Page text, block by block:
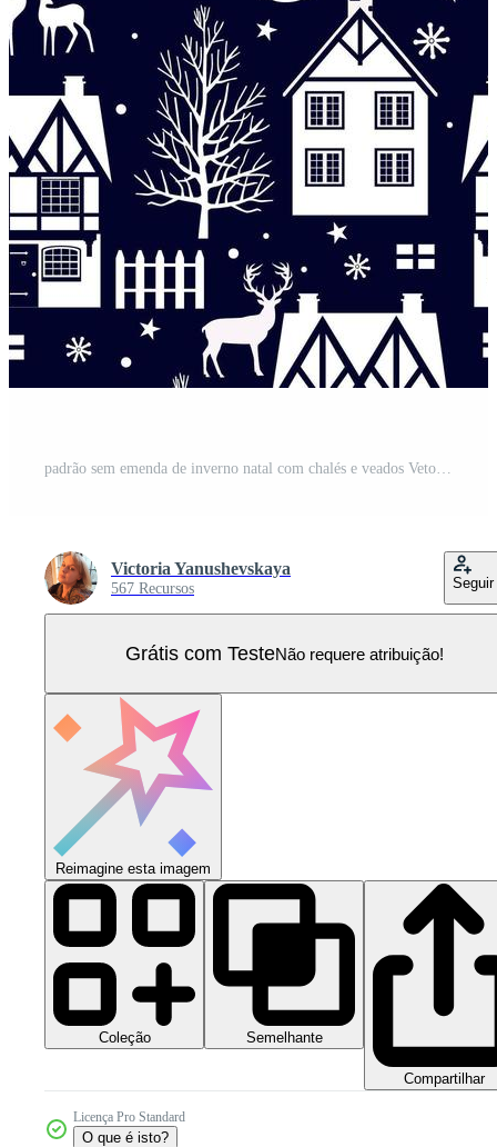
padrão sem emenda de inverno natal com chalés e veados Vetor Pro
Victoria Yanushevskaya
567 Recursos Seguir
Grátis com TesteNão requere atribuição!
Reimagine esta imagem
Coleção Semelhante
Compartilhar
Licença Pro Standard
O que é isto?